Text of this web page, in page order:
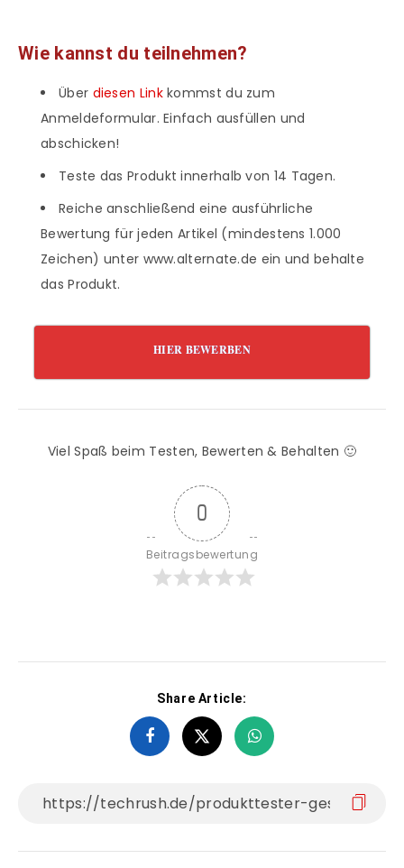
Wie kannst du teilnehmen?
Über diesen Linkkommst du zum
Anmeldeformular. Einfach ausfüllen und
abschicken!
Teste das Produkt innerhalb von 14 Tagen.
Reiche anschließend eine ausführliche
Bewertung für jeden Artikel (mindestens 1.000
Zeichen) unter www.alternate.de ein und behalte
das Produkt.
HIER BEWERBEN
Viel Spaß beim Testen, Bewerten & Behalten 🙂
0
Beitragsbewertung
Share Article: